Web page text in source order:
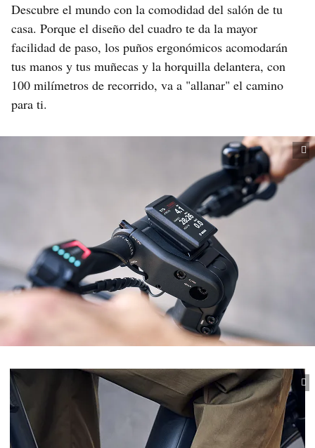
Descubre el mundo con la comodidad del salón de tu
casa. Porque el diseño del cuadro te da la mayor
facilidad de paso, los puños ergonómicos acomodarán
tus manos y tus muñecas y la horquilla delantera, con
100 milímetros de recorrido, va a "allanar" el camino
para ti.